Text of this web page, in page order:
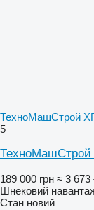
ТехноМашСтрой
5
ТехноМашСтрой
189 000 грн ≈ 3 673
Шнековий
Стан новий